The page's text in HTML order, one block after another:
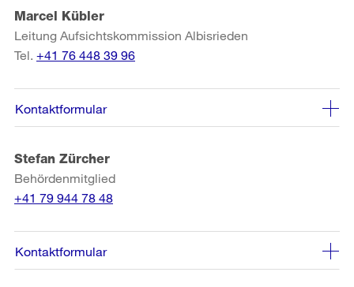
Marcel Kübler
Leitung Aufsichtskommission Albisrieden
Tel. +41 76 448 39 96
Kontaktformular
Stefan Zürcher
Behördenmitglied
+41 79 944 78 48
Kontaktformular